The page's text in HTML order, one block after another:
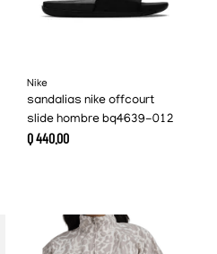
Nike
sandalias nike offcourt
slide hombre bq4639-012
Q44000